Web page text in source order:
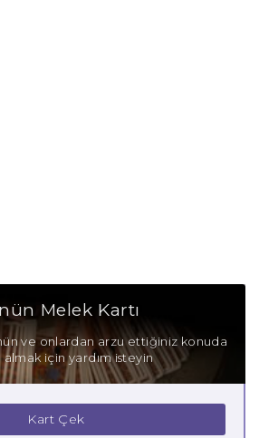
Melek Kartı
ve onlardan arzu ettiğiniz konuda
almak için yardım isteyin
Kart Çek